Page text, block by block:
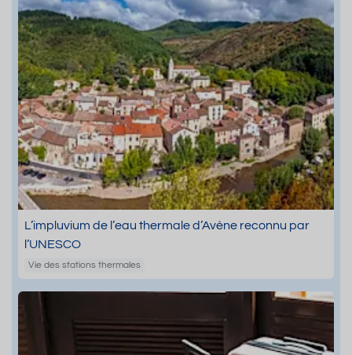
L’impluvium de l’eau thermale d’Avène reconnu par
l’UNESCO
Vie des stations thermales